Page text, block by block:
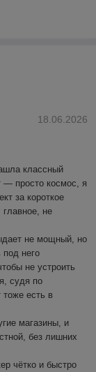
18.06.2026
классный
— просто космос, я
за короткое
не
не мощный, но
него
не устроить
судя по
тоже есть в
магазины, и
без лишних
чётко и быстро